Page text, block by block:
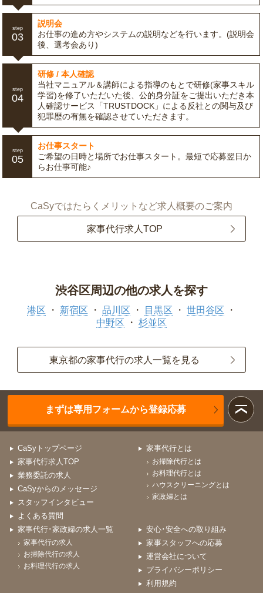
step
03
説明会
お仕事の進め方やシステムの説明などを行います。(説明会
後、選考会あり)
step
04
研修 / 本人確認
当社マニュアル＆講師による指導のもとで研修(家事スキル
学習)を修了いただいた後、公的身分証をご提出いただき本
人確認サービス「TRUSTDOCK」による反社との関与及び
犯罪歴の有無を確認させていただきます。
step
05
お仕事スタート
ご希望の日時と場所でお仕事スタート。最短で応募翌日か
らお仕事可能♪
CaSyではたらくメリットなど求人概要のご案内
家事代行求人TOP
渋谷区周辺の他の求人を探す
港区 新宿区 品川区 目黒区
世田谷区
中野区
杉並区
東京都の家事代行の求人一覧を見る
まずは専用フォームから登録応募
CaSyトップページ
家事代行求人TOP
業務委託の求人
CaSyからのメッセージ
スタッフインタビュー
よくある質問
家事代行とは
お掃除代行とは
お料理代行とは
ハウスクリーニングとは
家政婦とは
家事代行･家政婦の求人一覧
家事代行の求人
お掃除代行の求人
お料理代行の求人
安心･安全への取り組み
家事スタッフへの応募
運営会社について
プライバシーポリシー
利用規約